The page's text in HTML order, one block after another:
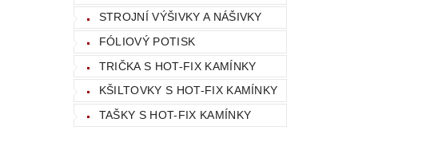
STROJNÍ VÝŠIVKY A NÁŠIVKY
FÓLIOVÝ POTISK
TRIČKA S HOT-FIX KAMÍNKY
KŠILTOVKY S HOT-FIX KAMÍNKY
TAŠKY S HOT-FIX KAMÍNKY